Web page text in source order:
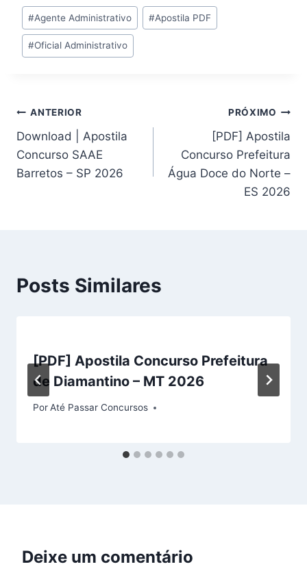
Tags
do
Post:
#Agente Administrativo #Apostila PDF
#Oficial Administrativo
Navegação
de
Post
ANTERIOR
Download | Apostila
Concurso SAAE
Barretos – SP 2026
PRÓXIMO
[PDF] Apostila
Concurso Prefeitura
Água Doce do Norte –
ES 2026
Posts Similares
[PDF] Apostila Concurso Prefeitura
de Diamantino – MT 2026
PorAté Passar Concursos
Deixe um comentário